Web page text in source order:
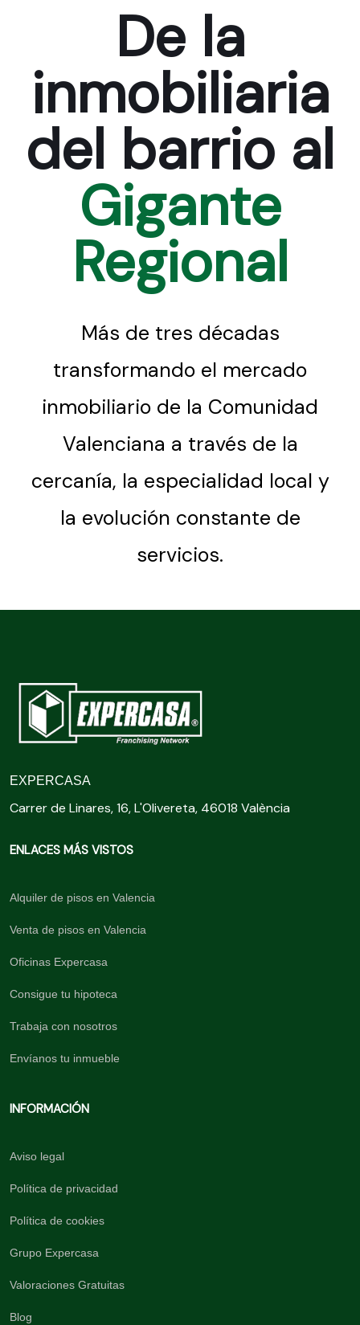
De la
inmobiliaria
del barrio al
Gigante
Regional
Más de tres décadas
transformando el mercado
inmobiliario de la Comunidad
Valenciana a través de la
cercanía, la especialidad local y
la evolución constante de
servicios.
EXPERCASA
Carrer de Linares, 16, L'Olivereta, 46018 València
ENLACES MÁS VISTOS
Alquiler de pisos en Valencia
Venta de pisos en Valencia
Oficinas Expercasa
Consigue tu hipoteca
Trabaja con nosotros
Envíanos tu inmueble
INFORMACIÓN
Aviso legal
Política de privacidad
Política de cookies
Grupo Expercasa
Valoraciones Gratuitas
Blog